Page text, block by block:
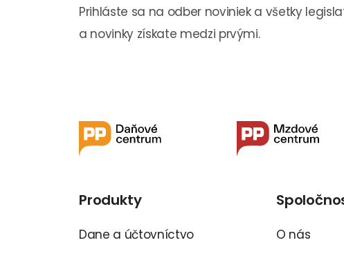
Prihláste sa na odber noviniek a všetky
a novinky získate medzi prvými.
Produkty
Dane a účtovníctvo
O nás